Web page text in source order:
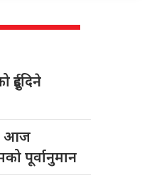
दुईदिने
आज
पूर्वानुमान